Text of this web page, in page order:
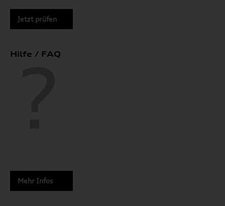
Jetzt prüfen
Hilfe / FAQ
Mehr Infos